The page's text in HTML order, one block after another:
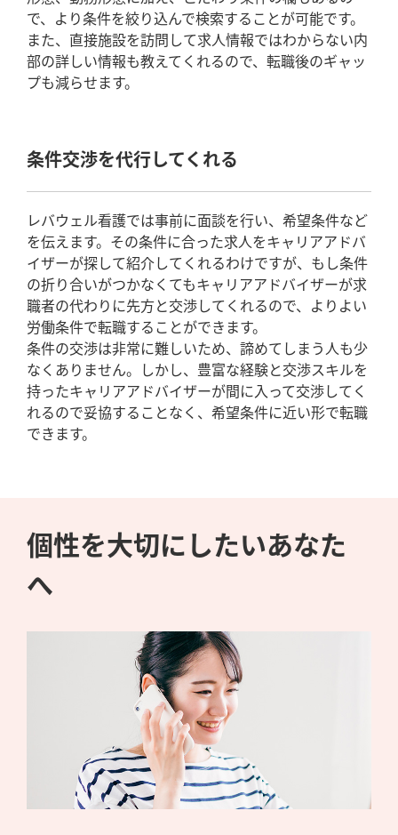
で、より条件を絞り込んで検索することが可能です。
また、直接施設を訪問して求人情報ではわからない内
部の詳しい情報も教えてくれるので、転職後のギャッ
プも減らせます。
条件交渉を代行してくれる
レバウェル看護では事前に面談を行い、希望条件など
を伝えます。その条件に合った求人をキャリアアドバ
イザーが探して紹介してくれるわけですが、もし条件
の折り合いがつかなくてもキャリアアドバイザーが求
職者の代わりに先方と交渉してくれるので、よりよい
労働条件で転職することができます。
条件の交渉は非常に難しいため、諦めてしまう人も少
なくありません。しかし、豊富な経験と交渉スキルを
持ったキャリアアドバイザーが間に入って交渉してく
れるので妥協することなく、希望条件に近い形で転職
できます。
個性を大切にしたいあなた
へ